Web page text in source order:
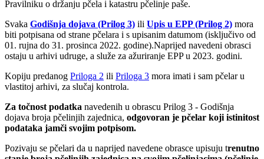
Pravilniku o držanju pčela i katastru pčelinje paše.
Svaka Godišnja dojava (Prilog 3) ili Upis u EPP (Prilog 2) mora
biti potpisana od strane pčelara i s upisanim datumom (isključivo od
01. rujna do 31. prosinca 2022. godine).Naprijed navedeni obrasci
ostaju u arhivi udruge, a služe za ažuriranje EPP u 2023. godini.
Kopiju predanog Priloga 2 ili Priloga 3 mora imati i sam pčelar u
vlastitoj arhivi, za slučaj kontrola.
Za točnost podatka navedenih u obrascu Prilog 3 - Godišnja
dojava broja pčelinjih zajednica, odgovoran je pčelar koji istinitost
podataka jamči svojim potpisom.
Pozivaju se pčelari da u naprijed navedene obrasce upisuju trenutno